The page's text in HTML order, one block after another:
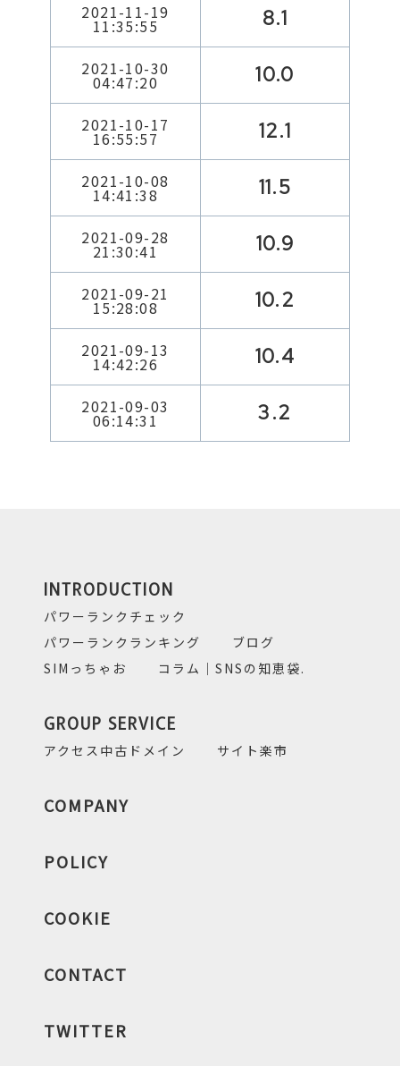
2021-11-19
11:35:55 8.1
2021-10-30
04:47:20 10.0
2021-10-17
16:55:57 12.1
2021-10-08
14:41:38 11.5
2021-09-28
21:30:41 10.9
2021-09-21
15:28:08 10.2
2021-09-13
14:42:26 10.4
2021-09-03
06:14:31 3.2
INTRODUCTION
パワーランクチェック
パワーランクランキング
ブログ
SIMっちゃお
コラム｜SNSの知恵袋.
GROUP SERVICE
アクセス中古ドメイン サイト楽市
COMPANY
POLICY
COOKIE
CONTACT
TWITTER